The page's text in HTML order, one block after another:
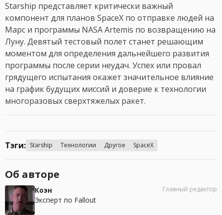
Starship представляет критически важный
компонент для планов SpaceX по отправке людей на
Марс и программы NASA Artemis по возвращению на
Луну. Девятый тестовый полет станет решающим
моментом для определения дальнейшего развития
программы после серии неудач. Успех или провал
грядущего испытания окажет значительное влияние
на график будущих миссий и доверие к технологии
многоразовых сверхтяжелых ракет.
Тэги: Starship Технологии Другое SpaceX
Об авторе
Коэн
Эксперт по Fallout
Главный редактор